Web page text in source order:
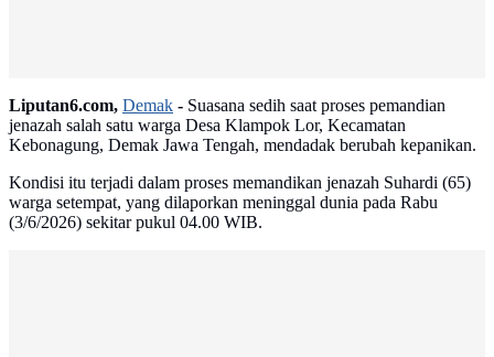
Liputan6.com, Demak - Suasana sedih saat proses pemandian
jenazah salah satu warga Desa Klampok Lor, Kecamatan
Kebonagung, Demak Jawa Tengah, mendadak berubah kepanikan.
Kondisi itu terjadi dalam proses memandikan jenazah Suhardi (65)
warga setempat, yang dilaporkan meninggal dunia pada Rabu
(3/6/2026) sekitar pukul 04.00 WIB.